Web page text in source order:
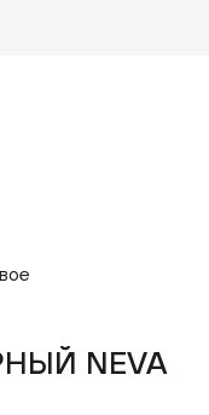
NEVA